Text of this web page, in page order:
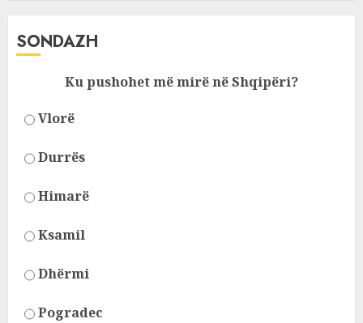
SONDAZH
Ku pushohet më mirë në Shqipëri?
Vlorë
Durrës
Himarë
Ksamil
Dhërmi
Pogradec